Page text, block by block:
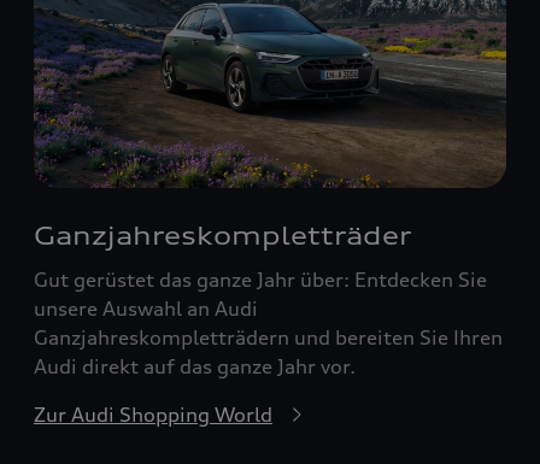
Ganzjahreskompletträder
Gut gerüstet das ganze Jahr über: Entdecken Sie
unsere Auswahl an Audi
Ganzjahreskompletträdern und bereiten Sie Ihren
Audi direkt auf das ganze Jahr vor.
Zur Audi Shopping World